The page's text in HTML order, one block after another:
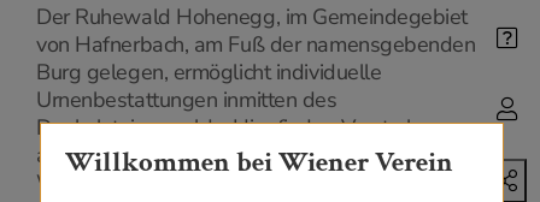
Der Ruhewald Hohenegg, im Gemeindegebiet
von Hafnerbach, am Fuß der namensgebenden
Burg gelegen, ermöglicht individuelle
Urnenbestattungen inmitten des
Dunkelsteinerwalds. Hier finden Verstorbene an
ausgewählten Plätzen ihre letzte Ruhe: An den
Wurzeln besonderer Bäume, an ausgesuchten
Willkommen bei Wiener Verein